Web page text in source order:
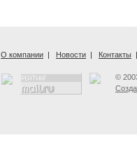
О компании | Новости | Контакты |
©